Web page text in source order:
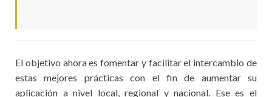
El objetivo ahora es fomentar y facilitar el intercambio de
estas mejores prácticas con el fin de aumentar su
aplicación a nivel local, regional y nacional. Ese es el